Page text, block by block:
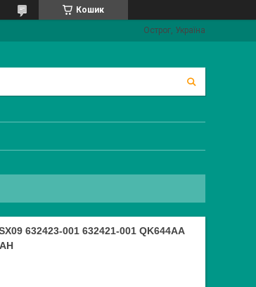
Кошик
Острог, Україна
632423-001 632421-001 QK644AA